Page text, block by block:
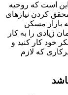
است که روحیه
کردن نیازهای
بازار مسکن
زیادی را به کار
خود کار کنید و
که لازم